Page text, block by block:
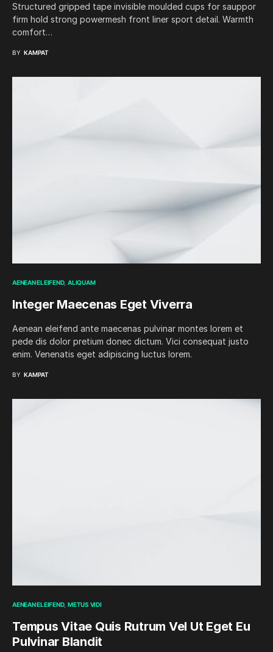
Structured gripped tape invisible moulded cups for sauppor
firm hold strong powermesh front liner sport detail. Warmth
comfort…
BY KAMPAT
AENEAN ELEIFEND ALIQUAM
Integer Maecenas Eget Viverra
Aenean eleifend ante maecenas pulvinar montes lorem et
pede dis dolor pretium donec dictum. Vici consequat justo
enim. Venenatis eget adipiscing luctus lorem.
BY KAMPAT
AENEAN ELEIFEND METUS VIDI
Tempus Vitae Quis Rutrum Vel Ut Eget Eu
Pulvinar Blandit